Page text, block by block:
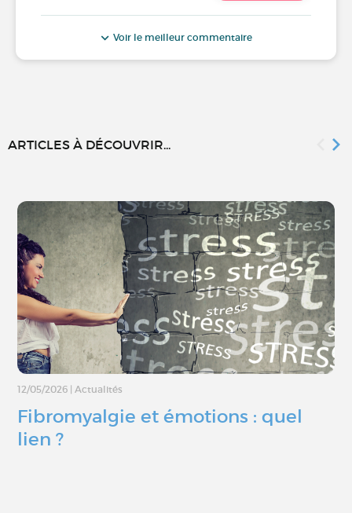
Voir le meilleur commentaire
ARTICLES À DÉCOUVRIR...
12/05/2026 Actualités
Fibromyalgie et émotions : quel
lien ?